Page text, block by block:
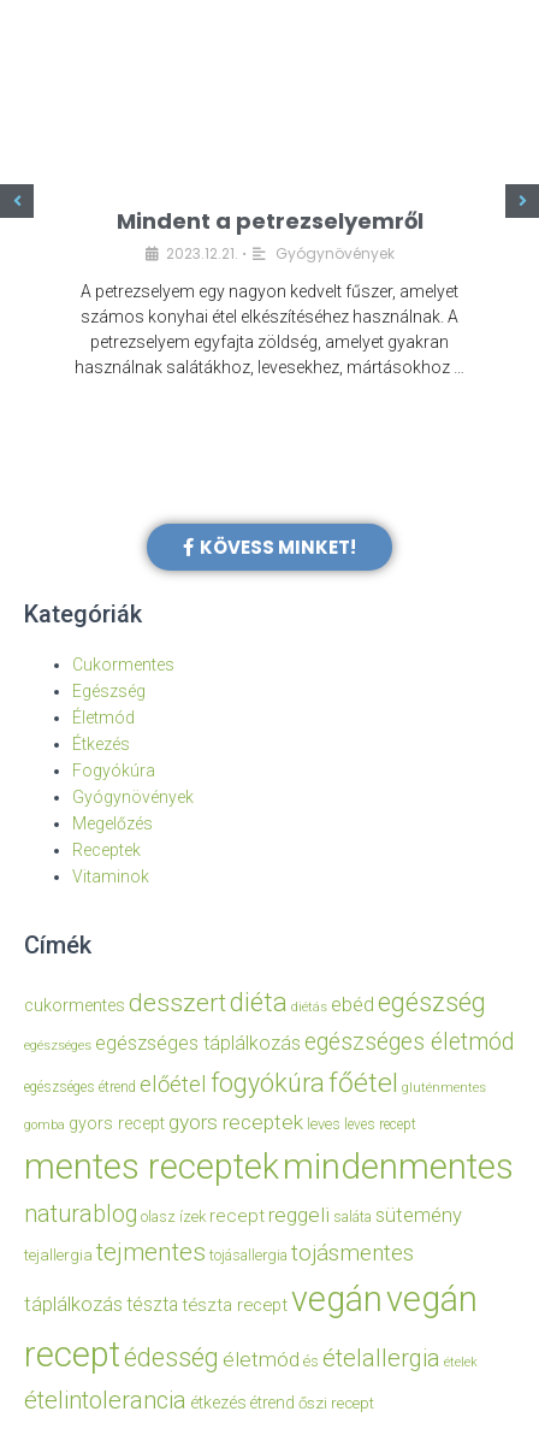
Mindent a petrezselyemről
2023.12.21. • Gyógynövények
A petrezselyem egy nagyon kedvelt fűszer, amelyet
számos konyhai étel elkészítéséhez használnak. A
petrezselyem egyfajta zöldség, amelyet gyakran
használnak salátákhoz, levesekhez, mártásokhoz …
KÖVESS MINKET!
Kategóriák
Cukormentes
Egészség
Életmód
Étkezés
Fogyókúra
Gyógynövények
Megelőzés
Receptek
Vitaminok
Címék
cukormentes desszertdiéta diétás ebéd egészség
egészséges egészséges táplálkozás egészséges életmód
egészséges étrend előétel fogyókúrafőétel gluténmentes
gomba gyors recept gyors receptek leves leves recept
mentes receptekmindenmentes
naturablog olasz ízek recept reggeli saláta sütemény
tejallergia tejmentes tojásallergia tojásmentes
táplálkozás tészta tészta receptvegánvegán
receptédesség életmód és ételallergia ételek
ételintolerancia étkezés étrend őszi recept